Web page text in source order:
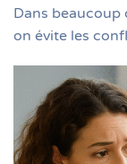
Dans beaucoup
on évite les